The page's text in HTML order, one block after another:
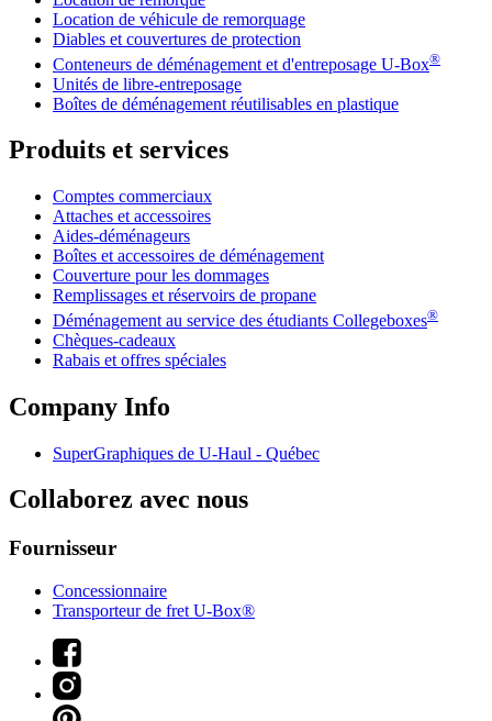
Location de véhicule de remorquage
Diables et couvertures de protection
Conteneurs de déménagement et d'entreposage U-Box®
Unités de libre-entreposage
Boîtes de déménagement réutilisables en plastique
Produits et services
Comptes commerciaux
Attaches et accessoires
Aides-déménageurs
Boîtes et accessoires de déménagement
Couverture pour les dommages
Remplissages et réservoirs de propane
Déménagement au service des étudiants Collegeboxes®
Chèques-cadeaux
Rabais et offres spéciales
Company Info
SuperGraphiques de U-Haul - Québec
Collaborez avec nous
Fournisseur
Concessionnaire
Transporteur de fret U-Box®